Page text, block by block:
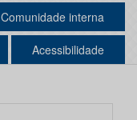
Comunidade interna
Acessibilidade